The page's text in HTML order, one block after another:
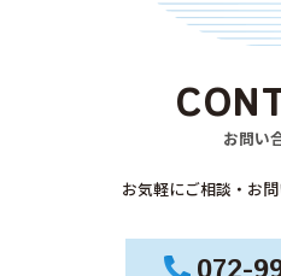
お問い
お気軽にご相談・お問